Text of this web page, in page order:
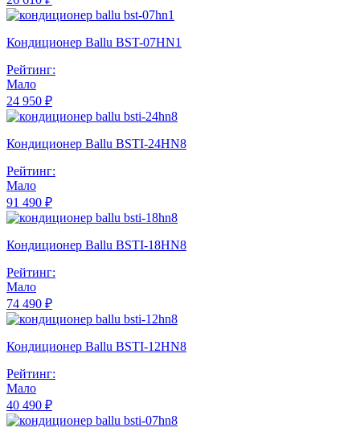
Кондиционер Ballu BST-07HN1
Рейтинг:
Мало
24 950 ₽
Кондиционер Ballu BSTI-24HN8
Рейтинг:
Мало
91 490 ₽
Кондиционер Ballu BSTI-18HN8
Рейтинг:
Мало
74 490 ₽
Кондиционер Ballu BSTI-12HN8
Рейтинг:
Мало
40 490 ₽